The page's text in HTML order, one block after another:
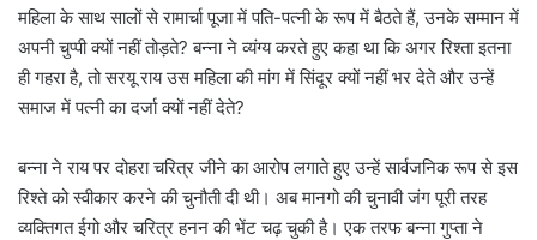
महिला के साथ सालों से रामार्चा पूजा में पति-पत्नी के रूप में बैठते हैं, उनके सम्मान में
अपनी चुप्पी क्यों नहीं तोड़ते? बन्ना ने व्यंग्य करते हुए कहा था कि अगर रिश्ता इतना
ही गहरा है, तो सरयू राय उस महिला की मांग में सिंदूर क्यों नहीं भर देते और उन्हें
समाज में पत्नी का दर्जा क्यों नहीं देते?
बन्ना ने राय पर दोहरा चरित्र जीने का आरोप लगाते हुए उन्हें सार्वजनिक रूप से इस
रिश्ते को स्वीकार करने की चुनौती दी थी। अब मानगो की चुनावी जंग पूरी तरह
व्यक्तिगत ईगो और चरित्र हनन की भेंट चढ़ चुकी है। एक तरफ बन्ना गुप्ता ने